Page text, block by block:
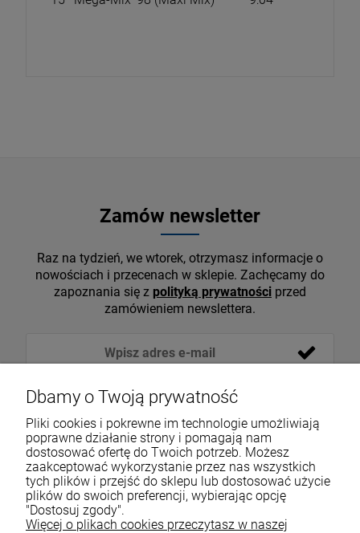
Zamów newsletter
Raz na tydzień, we wtorek, otrzymasz informacje o
nowościach i przecenach w sklepie. Zachęcamy do
zapoznania się z polityką prywatności przed
zamówieniem newslettera.
VOICESHOP.PL
ZAKUPY
Dbamy o Twoją prywatność
Pliki cookies i pokrewne im technologie umożliwiają
poprawne działanie strony i pomagają nam
dostosować ofertę do Twoich potrzeb. Możesz
zaakceptować wykorzystanie przez nas wszystkich
tych plików i przejść do sklepu lub dostosować użycie
plików do swoich preferencji, wybierając opcję
"Dostosuj zgody".
Więcej o plikach cookies przeczytasz w naszej